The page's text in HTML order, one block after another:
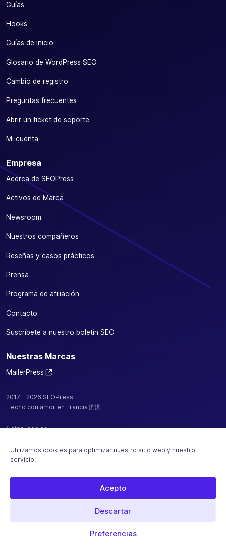
Utilizamos cookies para optimizar nuestro sitio web y nuestro
servicio.
Acepto
Descartar
Preferencias
Guías
Hooks
Guías de inicio
Glosario de WordPress SEO
Cambio de registro
Preguntas frecuentes
Abrir un ticket de soporte
Mi cuenta
Empresa
Acerca de SEOPress
Activos de Marca
Newsroom
Nuestros compañeros
Reseñas y casos prácticos
Prensa
Programa de afiliación
Contacto
Suscríbete a nuestro boletín SEO
Nuestras Marcas
MailerPress
2017 - 2026 SEOPress
Hecho con amor en Francia 🇫🇷
Notas legales
Política de confidencialidad / cookies
CGV